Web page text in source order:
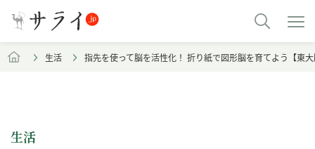
生活 指先を使って脳を活性化！ 折り紙で図形脳を育てよう 【東
生活